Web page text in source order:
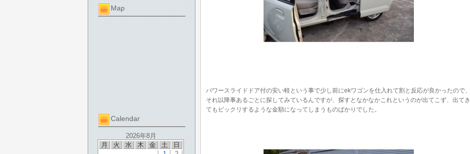
Map
Calendar
2026年8月
月
火 水 木 金 土 日
パワースライドドア付の安い軽という事で少し前にekワゴンを仕入れて割と反応が良かったので、
それ以降事あるごとに探してみているんですが、探すとなかなかこれというのが出てこず、出てき
てもビックリするような金額になってしまうものばかりでした。